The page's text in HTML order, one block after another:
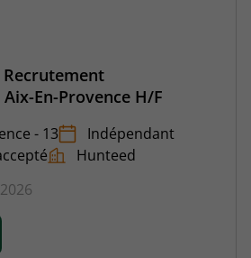
En-Provence H/F
- 13
Indépendant
Hunteed